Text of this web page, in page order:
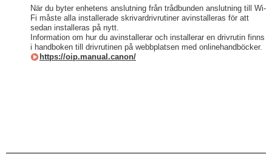
När du byter enhetens anslutning från trådbunden anslutning till Wi-
Fi måste alla installerade skrivardrivrutiner avinstalleras för att
sedan installeras på nytt.
Information om hur du avinstallerar och installerar en drivrutin finns
i handboken till drivrutinen på webbplatsen med onlinehandböcker.
https://oip.manual.canon/